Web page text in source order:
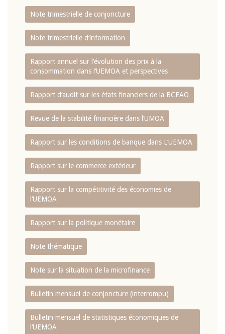
Note trimestrielle de conjoncture
Note trimestrielle d‘information
Rapport annuel sur l‘évolution des prix à la
consommation dans l‘UEMOA et perspectives
Rapport d‘audit sur les états financiers de la BCEAO
Revue de la stabilité financière dans l‘UMOA
Rapport sur les conditions de banque dans L‘UEMOA
Rapport sur le commerce extérieur
Rapport sur la compétitivité des économies de
l‘UEMOA
Rapport sur la politique monétaire
Note thématique
Note sur la situation de la microfinance
Bulletin mensuel de conjoncture (interrompu)
Bulletin mensuel de statistiques économiques de
l‘UEMOA